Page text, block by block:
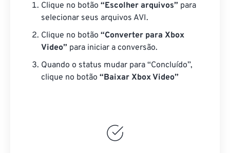
Clique no botão “Escolher arquivos” para
selecionar seus arquivos AVI.
Clique no botão “Converter para Xbox
Video” para iniciar a conversão.
Quando o status mudar para “Concluído”,
clique no botão “Baixar Xbox Video”